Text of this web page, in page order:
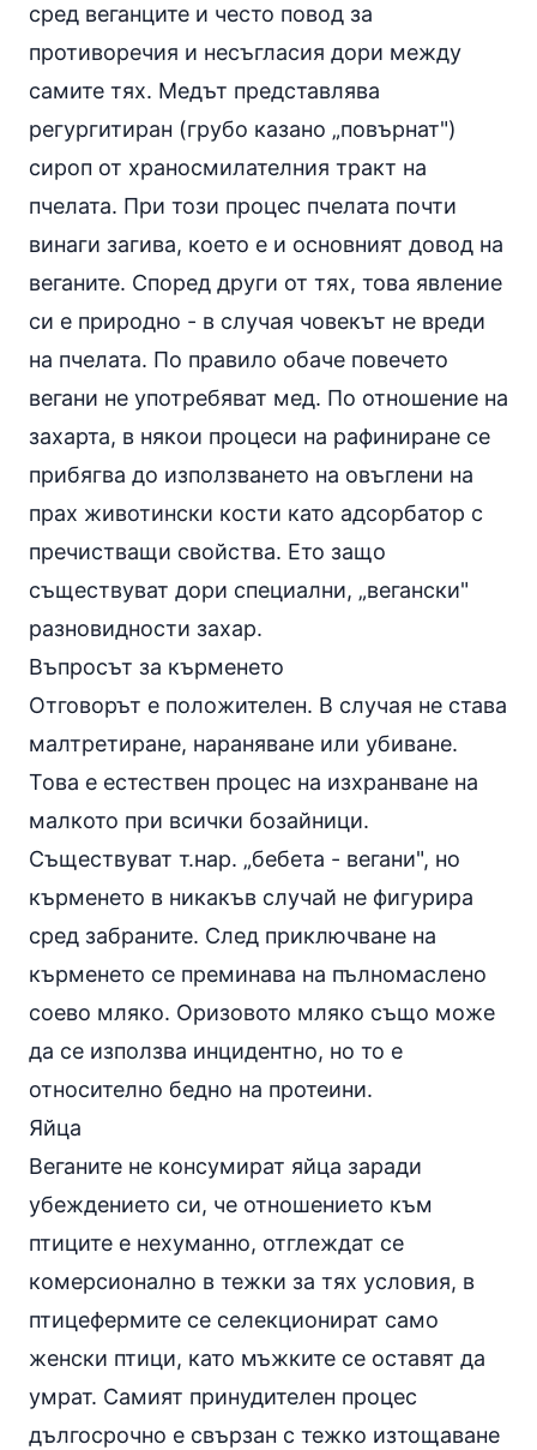
сред веганците и често повод за
противоречия и несъгласия дори между
самите тях. Медът представлява
регургитиран (грубо казано „повърнат")
сироп от храносмилателния тракт на
пчелата. При този процес пчелата почти
винаги загива, което е и основният довод на
веганите. Според други от тях, това явление
си е природно - в случая човекът не вреди
на пчелата. По правило обаче повечето
вегани не употребяват мед. По отношение на
захарта, в някои процеси на рафиниране се
прибягва до използването на овъглени на
прах животински кости като адсорбатор с
пречистващи свойства. Ето защо
съществуват дори специални, „вегански"
разновидности захар.
Въпросът за кърменето
Отговорът е положителен. В случая не става
малтретиране, нараняване или убиване.
Това е естествен процес на изхранване на
малкото при всички бозайници.
Съществуват т.нар. „бебета - вегани", но
кърменето в никакъв случай не фигурира
сред забраните. След приключване на
кърменето се преминава на пълномаслено
соево мляко. Оризовото мляко също може
да се използва инцидентно, но то е
относително бедно на протеини.
Яйца
Веганите не консумират яйца заради
убеждението си, че отношението към
птиците е нехуманно, отглеждат се
комерсионално в тежки за тях условия, в
птицефермите се селекционират само
женски птици, като мъжките се оставят да
умрат. Самият принудителен процес
дългосрочно е свързан с тежко изтощаване